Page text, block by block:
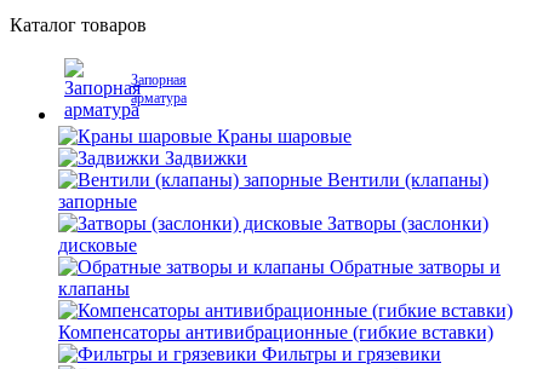
Каталог товаров
Запорная
арматура
Краны шаровые
Задвижки
Вентили (клапаны)
запорные
Затворы (заслонки)
дисковые
Обратные затворы и
клапаны
Компенсаторы антивибрационные (гибкие вставки)
Фильтры и грязевики